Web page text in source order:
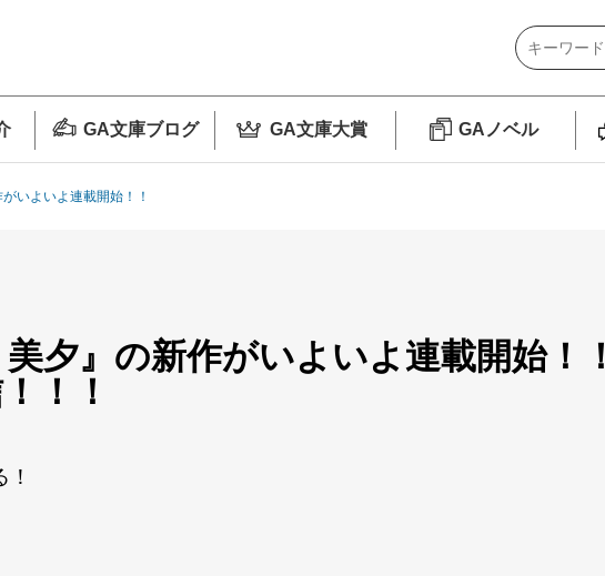
GA文庫ブログ GA文庫大賞 GAノベル
いよいよ連載開始！！
夕』の新作がいよいよ連載開始！！
！！